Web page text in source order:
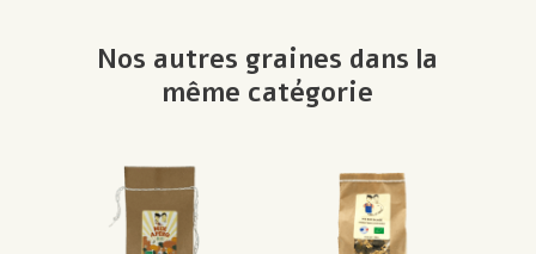
Nos autres graines dans la
même catégorie